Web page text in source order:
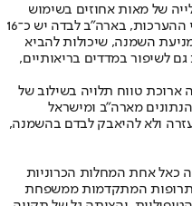
של מאות אחוזים בשימוש
בתרופות החדשות למניעת השמנה. לפי ההערכות, בארה"ב לבדה יש כ־16
השמנה, שיכולות להביא
ושמביאות גם לשיפור במדדים בריאותיים,
ארוכת טווח תלויה בשילוב של
מארה"ב ומישראל
ולא להיאבק לבדם בהשמנה,
כאל אחת המחלות הכרוניות
המתקדמות ממשפחת